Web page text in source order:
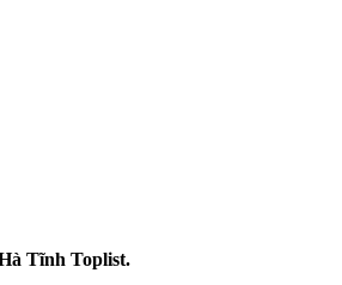
Tĩnh Toplist.